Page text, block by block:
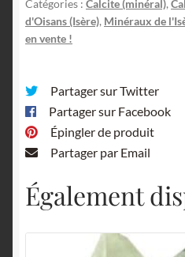
Oisans,
Isère.
Catégories : Calcite (minéral),
d'Oisans (Isère), Minéraux de
en vente !
Partager sur Twitter
Partager sur Facebook
Épingler de produit
Partager par Email
Également